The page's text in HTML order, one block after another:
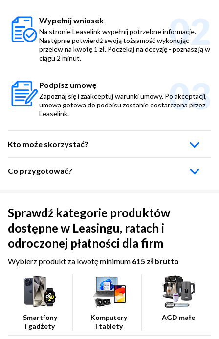
Wypełnij wniosek
Na stronie Leaselink wypełnij potrzebne informacje.
Następnie potwierdź swoją tożsamość wykonując
przelew na kwotę 1 zł. Poczekaj na decyzję - poznasz ją w
ciągu 2 minut.
02
Podpisz umowę
Zapoznaj się i zaakceptuj warunki umowy. Po akceptacji,
umowa gotowa do podpisu zostanie dostarczona przez
Leaselink.
03
Kto może skorzystać?
Jednoosobowa działalność gospodarcza
Co przygotować?
Sprawdź kategorie produktów
dostępne w Leasingu, ratach i
odroczonej płatności dla firm
Wybierz produkt za kwotę minimum 615 zł brutto
Smartfony
i gadżety
Komputery
i tablety
AGD małe